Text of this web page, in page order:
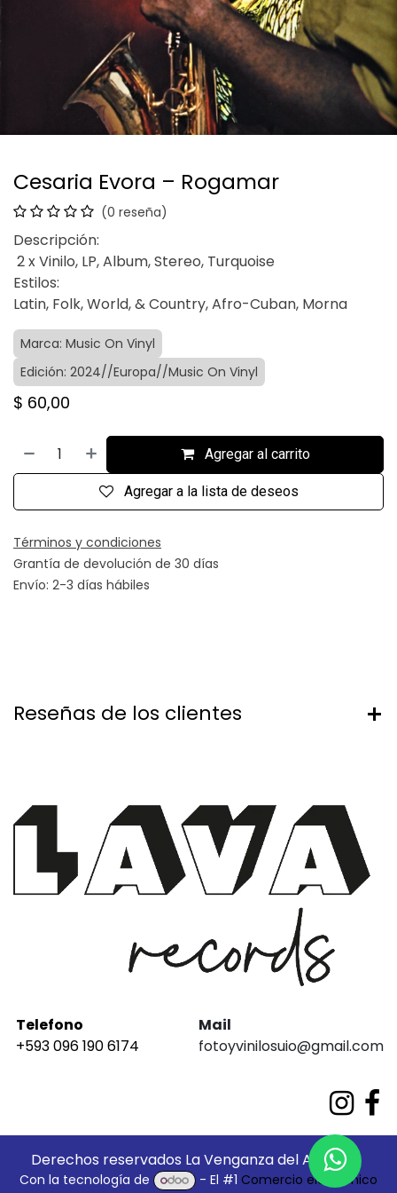
Cesaria Evora – Rogamar
(0 reseña)
Descripción:
2 x Vinilo, LP, Album, Stereo, Turquoise
Estilos:
Latin, Folk, World, & Country, Afro-Cuban, Morna
Marca: Music On Vinyl
Edición: 2024//Europa//Music On Vinyl
$ 60,00
Agregar al carrito
Agregar a la lista de deseos
Términos y condiciones
Grantía de devolución de 30 días
Envío: 2-3 días hábiles
Reseñas de los clientes
Telefono
+593 096 190 6174
Mail
fotoyvinilosuio@gmail.com
Derechos reservados La Venganza del Análogo
Con la tecnología de - El #1Comercio electrónico